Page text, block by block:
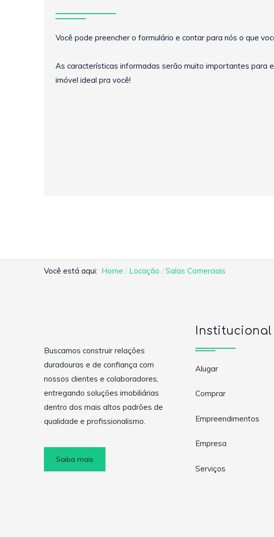
Você pode preencher o formulário e contar para nós o que
As características informadas serão muito importantes para
imóvel ideal pra você!
Você está aqui: Home Locação Salas Comerciais
Buscamos construir relações
duradouras e de confiança com
nossos clientes e colaboradores,
entregando soluções imobiliárias
dentro dos mais altos padrões de
qualidade e profissionalismo.
Saiba mais
Institucional
Alugar
Comprar
Empreendimentos
Empresa
Serviços